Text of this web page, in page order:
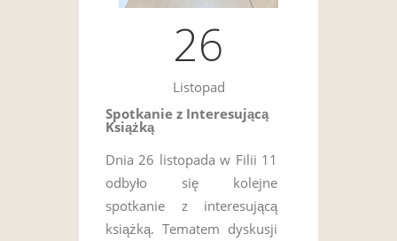
26
Listopad
Spotkanie z Interesującą
Książką
Dnia 26 listopada w Filii 11
odbyło się kolejne
spotkanie z interesującą
książką. Tematem dyskusji